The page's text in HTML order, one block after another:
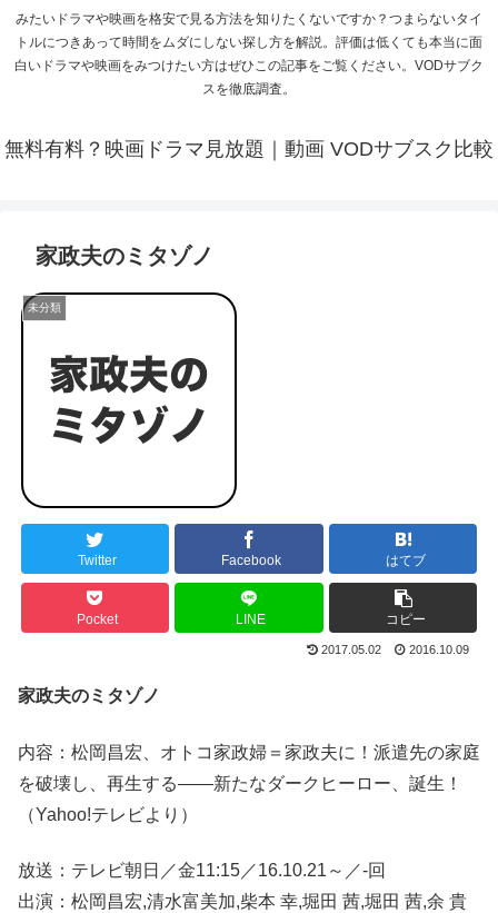
みたいドラマや映画を格安で見る方法を知りたくないですか？つまらないタイ
トルにつきあって時間をムダにしない探し方を解説。評価は低くても本当に面
白いドラマや映画をみつけたい方はぜひこの記事をご覧ください。VODサブク
スを徹底調査。
無料有料？映画ドラマ見放題｜動画 VODサブスク比較
家政夫のミタゾノ
未分類
Twitter Facebook はてブ
Pocket LINE コピー
2017.05.02 2016.10.09
家政夫のミタゾノ
内容：松岡昌宏、オトコ家政婦＝家政夫に！派遣先の家庭
を破壊し、再生する――新たなダークヒーロー、誕生！
（Yahoo!テレビより）
放送：テレビ朝日／金11:15／16.10.21～／-回
出演：松岡昌宏,清水富美加,柴本 幸,堀田 茜,堀田 茜,余 貴